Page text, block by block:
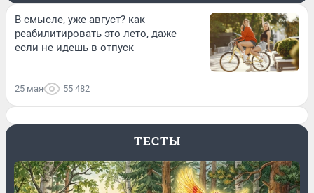
В смысле, уже август? как
реабилитировать это лето, даже
если не идешь в отпуск
25 мая 55 482
ТЕСТЫ